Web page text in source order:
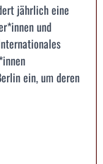
jährlich eine
und
ein, um deren